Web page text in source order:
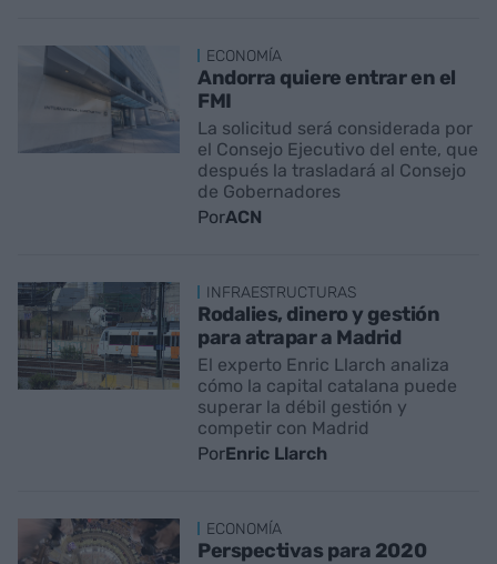
ECONOMÍA
Andorra quiere entrar en el
FMI
La solicitud será considerada por
el Consejo Ejecutivo del ente, que
después la trasladará al Consejo
de Gobernadores
PorACN
INFRAESTRUCTURAS
Rodalies, dinero y gestión
para atrapar a Madrid
El experto Enric Llarch analiza
cómo la capital catalana puede
superar la débil gestión y
competir con Madrid
PorEnric Llarch
ECONOMÍA
Perspectivas para 2020